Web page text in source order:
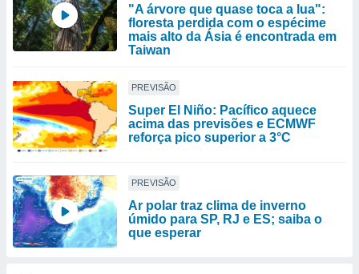
"A árvore que quase toca a lua":
floresta perdida com o espécime
mais alto da Ásia é encontrada em
Taiwan
PREVISÃO
Super El Niño: Pacífico aquece
acima das previsões e ECMWF
reforça pico superior a 3°C
PREVISÃO
Ar polar traz clima de inverno
úmido para SP, RJ e ES; saiba o
que esperar